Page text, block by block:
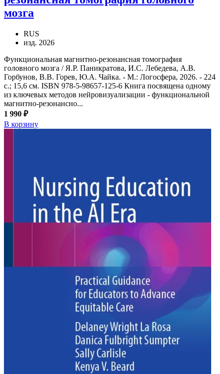
мозга
RUS
изд. 2026
Функциональная магнитно-резонансная томография
головного мозга / Я.Р. Паникратова, И.С. Лебедева, А.В.
Горбунов, В.В. Горев, Ю.А. Чайка. - М.: Логосфера, 2026. - 224
с.; 15,6 см. ISBN 978-5-98657-125-6 Книга посвящена одному
из ключевых методов нейровизуализации - функциональной
магнитно-резонансно...
1 990 ₽
В корзину